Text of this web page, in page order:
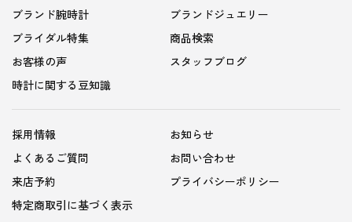
ブランド腕時計
ブランドジュエリー
ブライダル特集
商品検索
お客様の声
スタッフブログ
時計に関する豆知識
採用情報
お知らせ
よくあるご質問
お問い合わせ
来店予約
プライバシーポリシー
特定商取引に基づく表示